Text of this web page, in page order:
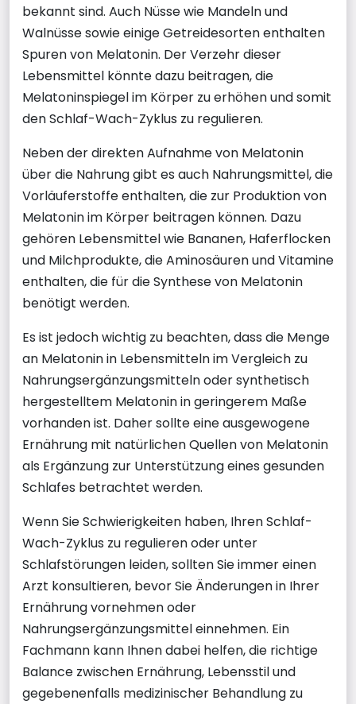
bekannt sind. Auch Nüsse wie Mandeln und
Walnüsse sowie einige Getreidesorten enthalten
Spuren von Melatonin. Der Verzehr dieser
Lebensmittel könnte dazu beitragen, die
Melatoninspiegel im Körper zu erhöhen und somit
den Schlaf-Wach-Zyklus zu regulieren.
Neben der direkten Aufnahme von Melatonin
über die Nahrung gibt es auch Nahrungsmittel, die
Vorläuferstoffe enthalten, die zur Produktion von
Melatonin im Körper beitragen können. Dazu
gehören Lebensmittel wie Bananen, Haferflocken
und Milchprodukte, die Aminosäuren und Vitamine
enthalten, die für die Synthese von Melatonin
benötigt werden.
Es ist jedoch wichtig zu beachten, dass die Menge
an Melatonin in Lebensmitteln im Vergleich zu
Nahrungsergänzungsmitteln oder synthetisch
hergestelltem Melatonin in geringerem Maße
vorhanden ist. Daher sollte eine ausgewogene
Ernährung mit natürlichen Quellen von Melatonin
als Ergänzung zur Unterstützung eines gesunden
Schlafes betrachtet werden.
Wenn Sie Schwierigkeiten haben, Ihren Schlaf-
Wach-Zyklus zu regulieren oder unter
Schlafstörungen leiden, sollten Sie immer einen
Arzt konsultieren, bevor Sie Änderungen in Ihrer
Ernährung vornehmen oder
Nahrungsergänzungsmittel einnehmen. Ein
Fachmann kann Ihnen dabei helfen, die richtige
Balance zwischen Ernährung, Lebensstil und
gegebenenfalls medizinischer Behandlung zu